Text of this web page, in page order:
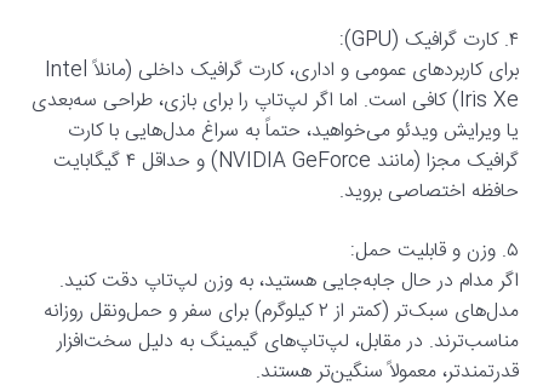
۴. کارت گرافیک (GPU):
برای کاربردهای عمومی و اداری، کارت گرافیک داخلی (مانلاً Intel
Iris Xe) کافی است. اما اگر لپ‌تاپ را برای بازی، طراحی سه‌بعدی
یا ویرایش ویدئو می‌خواهید، حتماً به سراغ مدل‌هایی با کارت
گرافیک مجزا (مانند NVIDIA GeForce) و حداقل ۴ گیگابایت
حافظه اختصاصی بروید.
۵. وزن و قابلیت حمل:
اگر مدام در حال جابه‌جایی هستید، به وزن لپ‌تاپ دقت کنید.
مدل‌های سبک‌تر (کمتر از ۲ کیلوگرم) برای سفر و حمل‌ونقل روزانه
مناسب‌ترند. در مقابل، لپ‌تاپ‌های گیمینگ به دلیل سخت‌افزار
قدرتمندتر، معمولاً سنگین‌تر هستند.